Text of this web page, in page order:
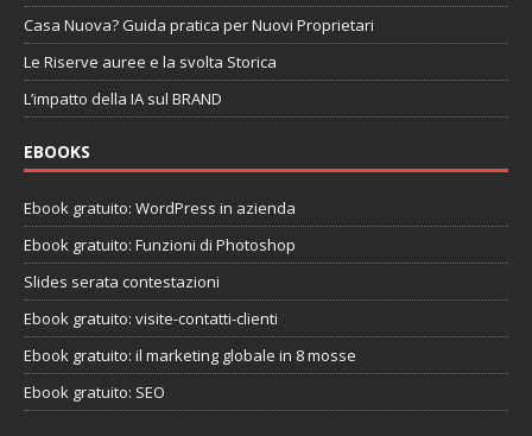
Casa Nuova? Guida pratica per Nuovi Proprietari
Le Riserve auree e la svolta Storica
L’impatto della IA sul BRAND
EBOOKS
Ebook gratuito: WordPress in azienda
Ebook gratuito: Funzioni di Photoshop
Slides serata contestazioni
Ebook gratuito: visite-contatti-clienti
Ebook gratuito: il marketing globale in 8 mosse
Ebook gratuito: SEO